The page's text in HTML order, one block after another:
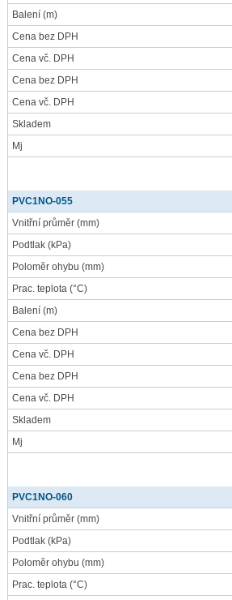
Balení (m)
Cena bez DPH
Cena vč. DPH
Cena bez DPH
Cena vč. DPH
Skladem
Mj
PVC1NO-055
Vnitřní průměr (mm)
Podtlak (kPa)
Poloměr ohybu (mm)
Prac. teplota (°C)
Balení (m)
Cena bez DPH
Cena vč. DPH
Cena bez DPH
Cena vč. DPH
Skladem
Mj
PVC1NO-060
Vnitřní průměr (mm)
Podtlak (kPa)
Poloměr ohybu (mm)
Prac. teplota (°C)